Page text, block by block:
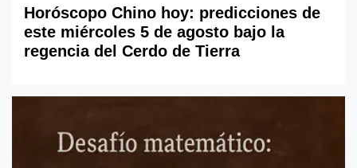
Horóscopo Chino hoy: predicciones de
este miércoles 5 de agosto bajo la
regencia del Cerdo de Tierra